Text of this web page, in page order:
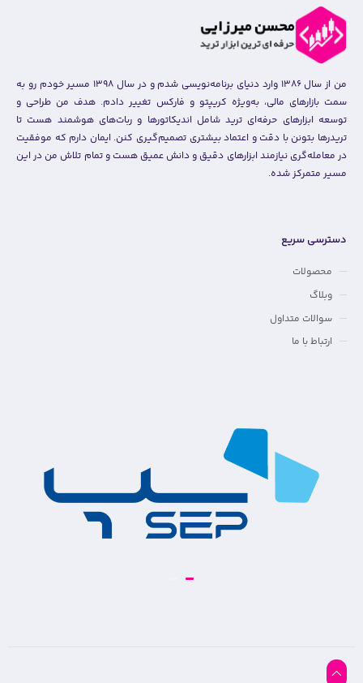
من از سال ۱۳۸۶ وارد دنیای برنامه‌نویسی شدم و در سال ۱۳۹۸ مسیر خودم رو به
سمت بازارهای مالی، به‌ویژه کریپتو و فارکس تغییر دادم. هدف من طراحی و
توسعه ابزارهای حرفه‌ای ترید شامل اندیکاتورها و ربات‌های هوشمند هست تا
تریدرها بتونن با دقت و اعتماد بیشتری تصمیم‌گیری کنن. ایمان دارم که موفقیت
در معامله‌گری نیازمند ابزارهای دقیق و دانش عمیق هست و تمام تلاش من در این
مسیر متمرکز شده.
دسترسی سریع
محصولات
وبلاگ
سوالات متداول
ارتباط با ما